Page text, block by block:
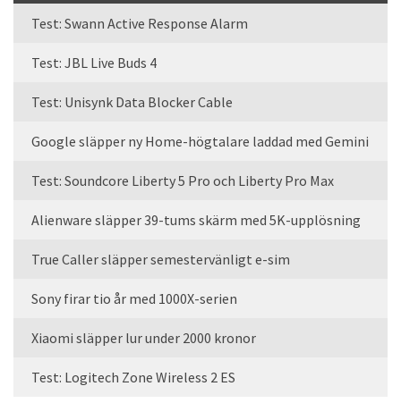
Test: Swann Active Response Alarm
Test: JBL Live Buds 4
Test: Unisynk Data Blocker Cable
Google släpper ny Home-högtalare laddad med Gemini
Test: Soundcore Liberty 5 Pro och Liberty Pro Max
Alienware släpper 39-tums skärm med 5K-upplösning
True Caller släpper semestervänligt e-sim
Sony firar tio år med 1000X-serien
Xiaomi släpper lur under 2000 kronor
Test: Logitech Zone Wireless 2 ES